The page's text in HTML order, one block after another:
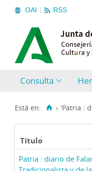
OAI RSS
Consulta
Está en: › 'Patria :
Título
Patria : diario de